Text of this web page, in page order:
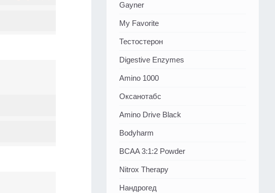
Gayner
My Favorite
Тестостерон
Digestive Enzymes
Amino 1000
Оксанотабс
Amino Drive Black
Bodyharm
BCAA 3:1:2 Powder
Nitrox Therapy
Нандрогед